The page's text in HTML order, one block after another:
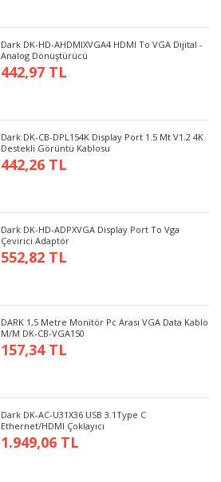
Dark DK-HD-AHDMIXVGA4 HDMI To VGA Dijital -
Analog Dönüştürücü
442,97 TL
Dark DK-CB-DPL154K Display Port 1.5 Mt V1.2 4K
Destekli Görüntü Kablosu
442,26 TL
Dark DK-HD-ADPXVGA Display Port To Vga
Çevirici Adaptör
552,82 TL
DARK 1,5 Metre Monitör Pc Arası VGA Data Kablo
M/M DK-CB-VGA150
157,34 TL
Dark DK-AC-U31X36 USB 3.1Type C
Ethernet/HDMI Çoklayıcı
1.949,06 TL